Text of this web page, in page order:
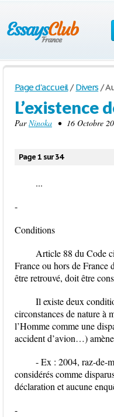
Page d'accueil / Divers /
L’existence
ParNinoka • 16 Octobre
Page 1 sur 34
...
-
Conditions
Article 88 du Code
France ou hors de France
être retrouvé, doit être
Il existe deux
circonstances de nature à
l’Homme comme une
accident d’avion…)
- Ex : 2004, raz-de-
considérés comme
déclaration et aucune
-